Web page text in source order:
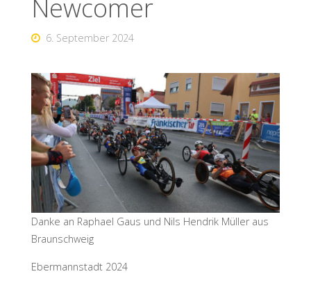
Newcomer
6. September 2024
Danke an Raphael Gaus und Nils Hendrik Müller aus
Braunschweig
Ebermannstadt 2024